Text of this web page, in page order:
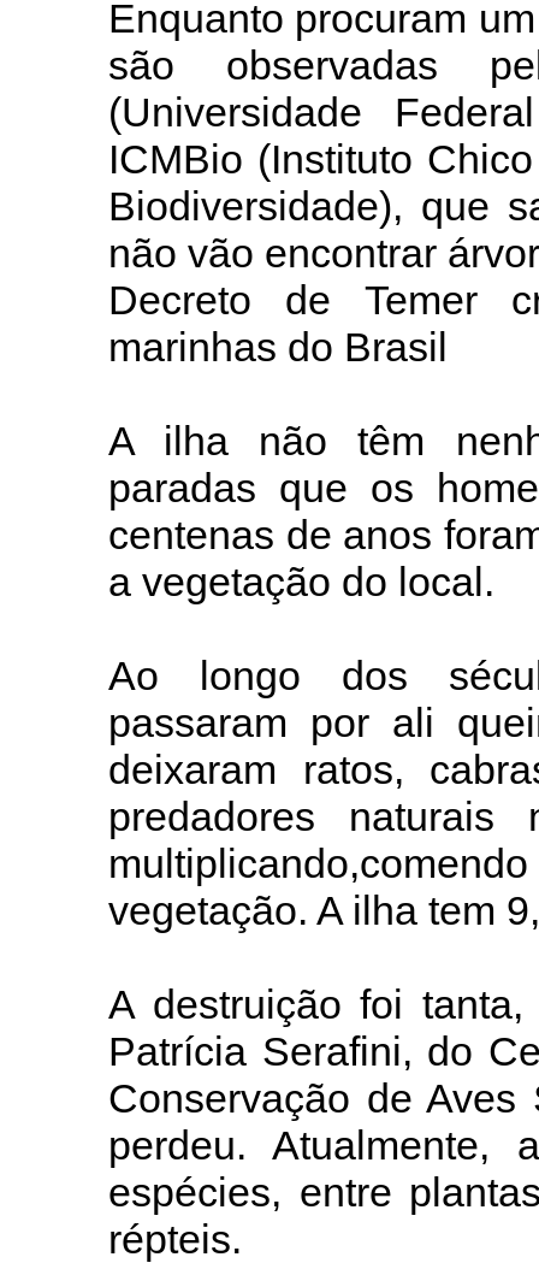
Enquanto procuram
são observadas
(Universidade
ICMBio (Instituto
Biodiversidade), que
não vão encontrar
Decreto de Temer
marinhas do Brasil
A ilha não têm
paradas que os
centenas de anos
a vegetação do local.
Ao longo dos
passaram por ali
deixaram ratos,
predadores
vegetação. A ilha tem
A destruição foi
Patrícia Serafini, do
Conservação de
perdeu.
espécies, entre
répteis.